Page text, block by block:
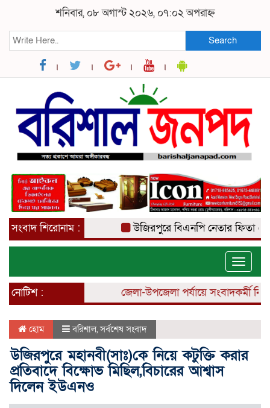
শনিবার, ০৮ অগাস্ট ২০২৬, ০৭:০২ অপরাহ্ন
Search
সংবাদ শিরোনাম : উজিরপুরে বিএনপি নেতার ফিতা
Toggle
নোটিশ :
জেলা-উপজেলা পর্যায়ে সংবাদকর্মী নিয়োগ
হোম বরিশাল,সর্বশেষ সংবাদ
উজিরপুরে মহানবী(সাঃ)কে নিয়ে কটুক্তি করার
প্রতিবাদে বিক্ষোভ মিছিল,বিচারের আশ্বাস
দিলেন ইউএনও